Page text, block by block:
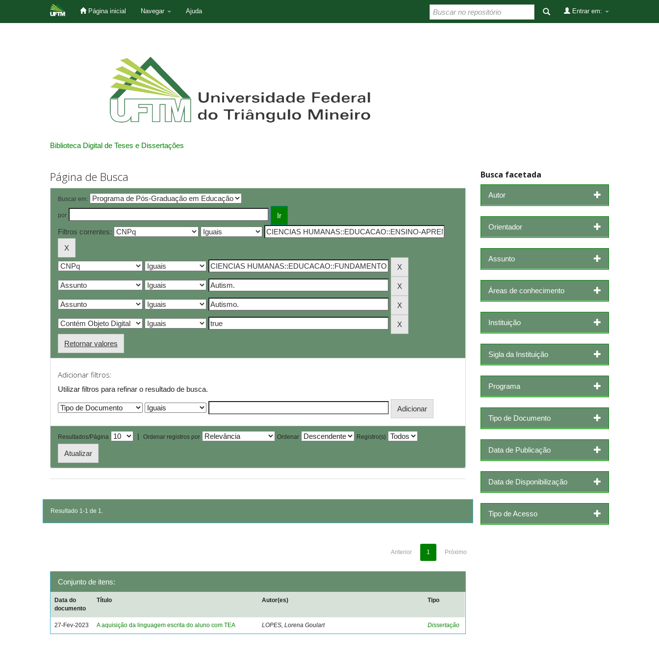
Página inicial Navegar Ajuda Entrar em:
Biblioteca Digital de Teses e Dissertações
Página de Busca
Buscar em:
por
Filtros correntes:
Retornar valores
Adicionar filtros:
Utilizar filtros para refinar o resultado de busca.
Resultados/Página | Ordenar registros por Ordenar Registro(s)
Resultado 1-1 de 1.
Anterior 1 Próximo
Conjunto de itens:
Data do
documento
Título Autor(es) Tipo
27-Fev-2023 A aquisição da linguagem escrita do aluno com TEA LOPES, Lorena Goulart Dissertação
Busca facetada
Autor
Orientador
Assunto
Áreas de conhecimento
Instituição
Sigla da Instituição
Programa
Tipo de Documento
Data de Publicação
Data de Disponibilização
Tipo de Acesso